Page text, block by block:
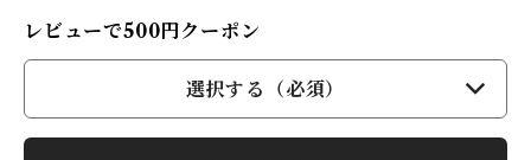
レビューで500円クーポン
選択する（必須）